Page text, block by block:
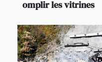
omplir les vitrines